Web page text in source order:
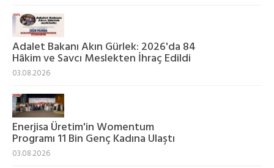
Adalet Bakanı Akın Gürlek: 2026'da 84
Hâkim ve Savcı Meslekten İhraç Edildi
03.08.2026
Enerjisa Üretim'in Womentum
Programı 11 Bin Genç Kadına Ulaştı
03.08.2026